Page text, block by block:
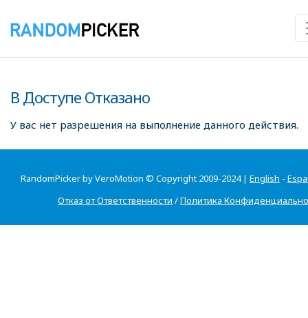
В Доступе Отказано
У вас нет разрешения на выполнение данного действия.
RandomPicker by VeroMotion © Copyright 2009-2024 | English -
Отказ от Ответственности /Политика